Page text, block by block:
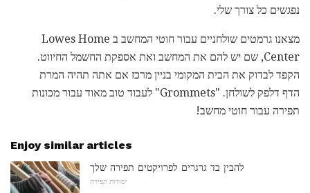
נפגשים כל צורך שלי.
מצאנו גרמטים שולחניים עבור חוטי המחשב ב Lowes Home
Center, שם יש להם את המחשב ואת אספקת החשמל החיווט.
הקפד לבדוק את הבית המקומי בניין מרכז אם אתה תהיה המרת
הדף דלפק לשולחן. "Grommets" לעבוד טוב מאוד עבור מכונות
תפירה עבור חוטי מחשב!
Enjoy similar articles
להבין בד גרגרים לפרויקטים תפירה שלך
יסודות תפירה